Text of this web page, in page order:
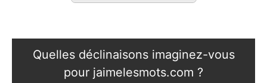
Quelles déclinaisons imaginez-vous
pour jaimelesmots.com ?